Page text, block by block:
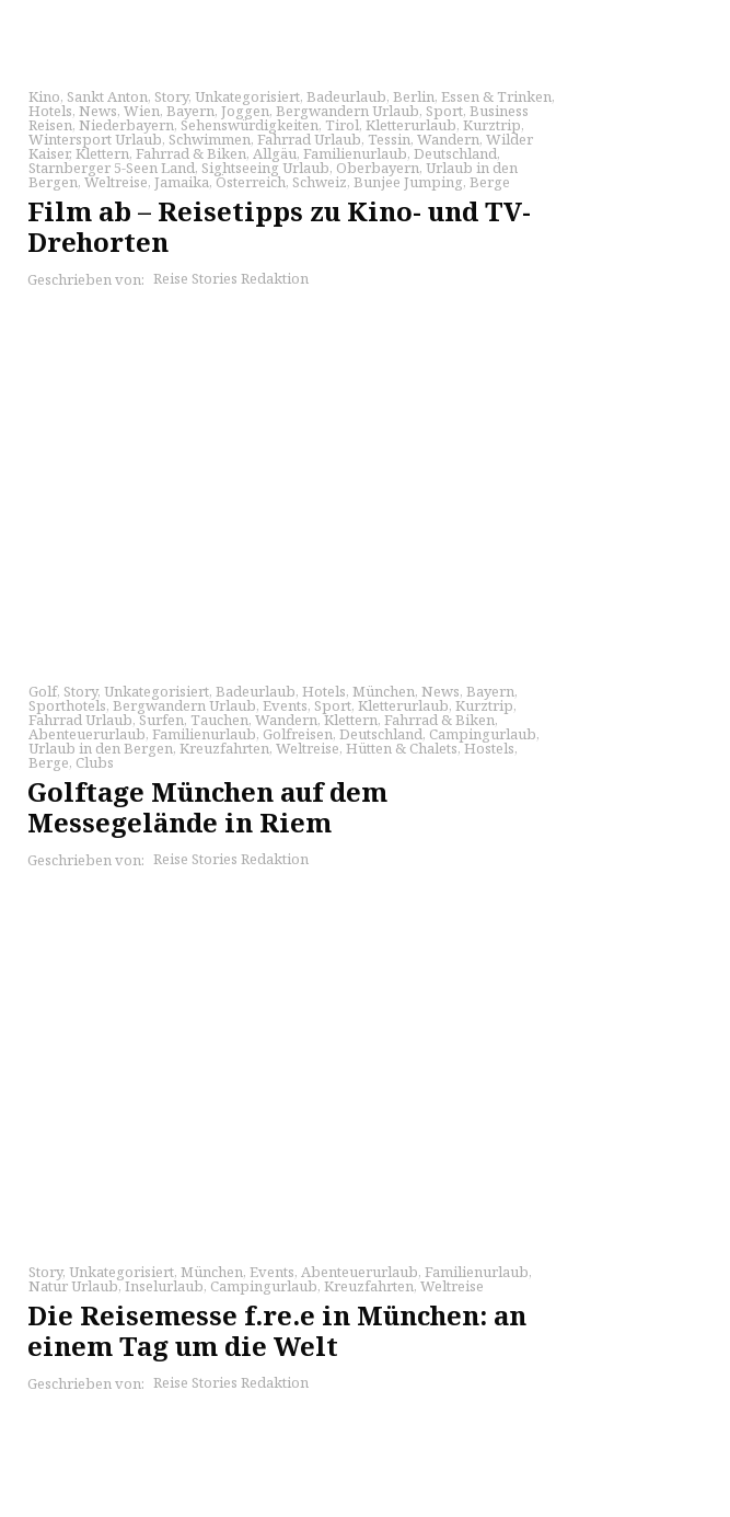
Kino, Sankt Anton, Story, Unkategorisiert, Badeurlaub, Berlin, Essen & Trinken,
Hotels, News, Wien, Bayern, Joggen, Bergwandern Urlaub, Sport, Business
Reisen, Niederbayern, Sehenswürdigkeiten, Tirol, Kletterurlaub, Kurztrip,
Wintersport Urlaub, Schwimmen, Fahrrad Urlaub, Tessin, Wandern, Wilder
Kaiser, Klettern, Fahrrad & Biken, Allgäu, Familienurlaub, Deutschland,
Starnberger 5-Seen Land, Sightseeing Urlaub, Oberbayern, Urlaub in den
Bergen, Weltreise, Jamaika,Österreich, Schweiz, Bunjee Jumping, Berge
Film ab – Reisetipps zu Kino- und TV-
Drehorten
Geschrieben von: Reise Stories Redaktion
Golf, Story, Unkategorisiert, Badeurlaub, Hotels, München, News, Bayern,
Sporthotels, Bergwandern Urlaub, Events, Sport, Kletterurlaub, Kurztrip,
Fahrrad Urlaub,Surfen, Tauchen, Wandern,Klettern, Fahrrad & Biken,
Abenteuerurlaub, Familienurlaub, Golfreisen, Deutschland, Campingurlaub,
Urlaub in den Bergen, Kreuzfahrten, Weltreise, Hütten & Chalets,Hostels,
Berge, Clubs
Golftage München auf dem
Messegelände in Riem
Geschrieben von: Reise Stories Redaktion
Story, Unkategorisiert, München, Events, Abenteuerurlaub, Familienurlaub,
Natur Urlaub,Inselurlaub, Campingurlaub, Kreuzfahrten, Weltreise
Die Reisemesse f.re.e in München: an
einem Tag um die Welt
Geschrieben von: Reise Stories Redaktion